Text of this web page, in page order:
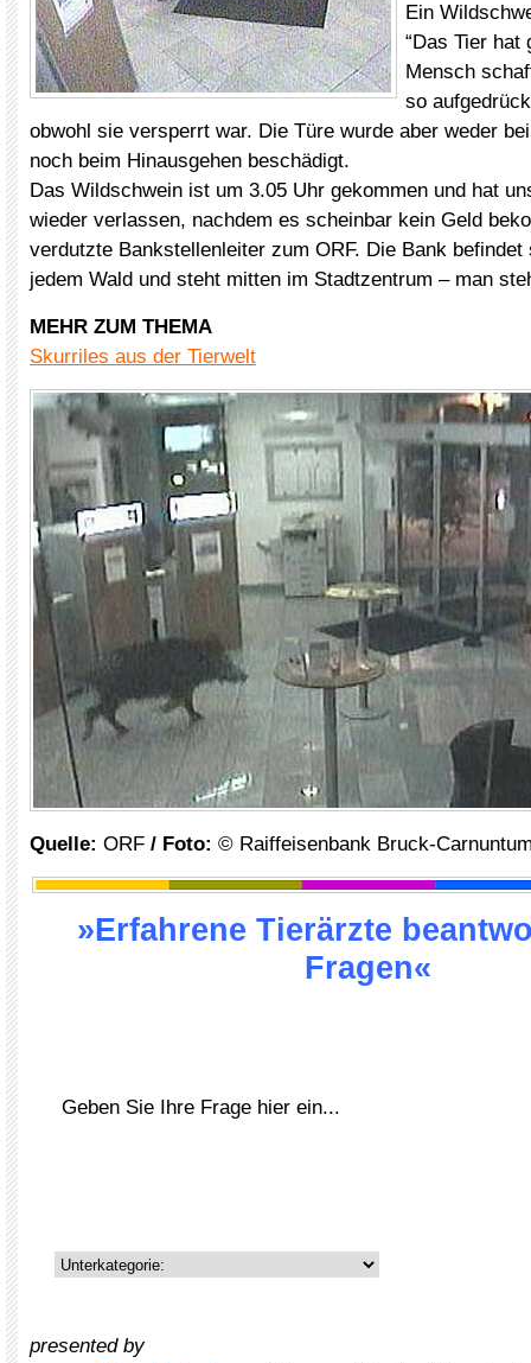
Ein
“Das Tier hat
Mensch
so
obwohl sie versperrt war. Die Türe wurde aber weder
noch beim Hinausgehen beschädigt.
Das Wildschwein ist um 3.05 Uhr gekommen und hat
wieder verlassen, nachdem es scheinbar kein Geld
verdutzte Bankstellenleiter zum ORF. Die Bank
jedem Wald und steht mitten im Stadtzentrum – man
MEHR ZUM THEMA
Skurriles aus der Tierwelt
Quelle: ORF / Foto: © Raiffeisenbank Bruck-
»Erfahrene Tierärzte
Fragen«
presented by